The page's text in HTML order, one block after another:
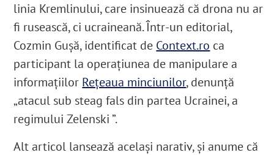
linia Kremlinului, care insinuează că drona nu ar
fi rusească, ci ucraineană. Într-un editorial,
Cozmin Gușă, identificat de Context.ro ca
participant la operațiunea de manipulare a
informațiilor Rețeaua minciunilor, denunță
„atacul sub steag fals din partea Ucrainei, a
regimului Zelenski ”.
Alt articol lansează același narativ, și anume că